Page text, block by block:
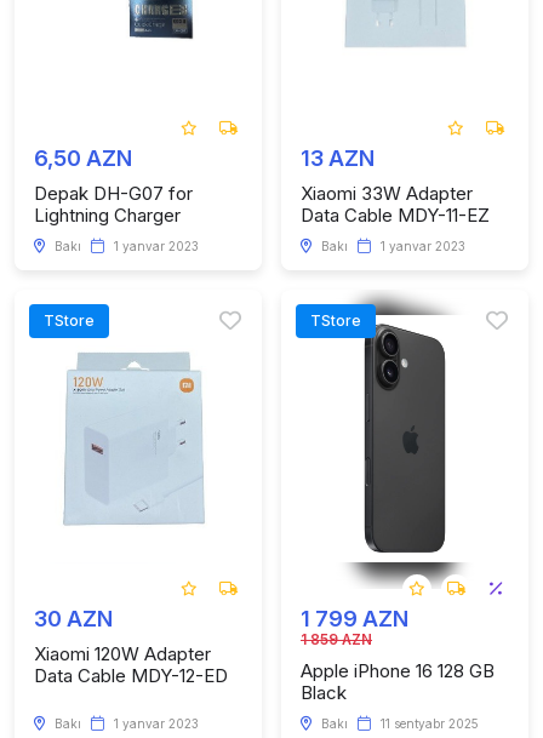
6,50 AZN
Depak DH-G07 for
Lightning Charger
Bakı 1 yanvar 2023
13 AZN
Xiaomi 33W Adapter
Data Cable MDY-11-EZ
Bakı 1 yanvar 2023
TStore
30 AZN
Xiaomi 120W Adapter
Data Cable MDY-12-ED
Bakı 1 yanvar 2023
TStore
1 799 AZN
1 859 AZN
Apple iPhone 16 128 GB
Black
Bakı 11 sentyabr 2025